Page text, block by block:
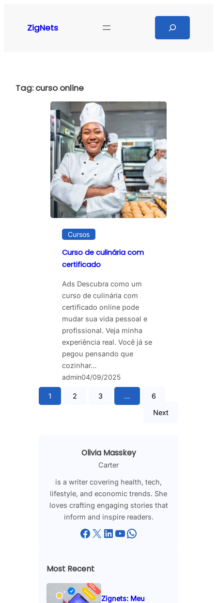
ZigNets
Tag:curso online
Cursos
Curso de culinária com
certificado
Ads Descubra como um
curso de culinária com
certificado online pode
mudar sua vida pessoal e
profissional. Veja minha
experiência real. Você já se
pegou pensando que
cozinhar…
admin04/09/2025
1 2 3 …
6
Next
Olivia Masskey
Carter
is a writer covering health, tech,
lifestyle, and economic trends. She
loves crafting engaging stories that
inform and inspire readers.
Facebook X LinkedIn YouTube WhatsApp
Most Recent
Zignets: Meu